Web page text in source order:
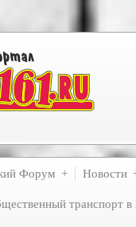
Форум Новости
транспорт в